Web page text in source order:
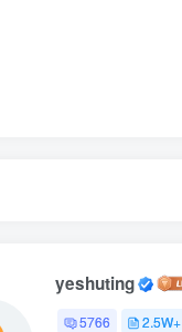
yeshuting
5766 2.5W+